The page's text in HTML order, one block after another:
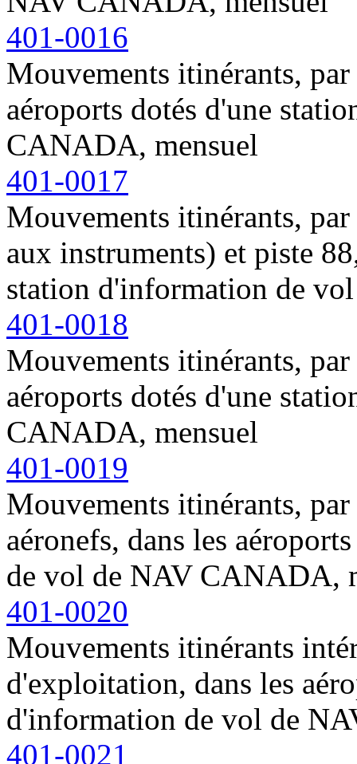
401-0016
Mouvements itinérants,
aéroports dotés d'une
CANADA, mensuel
401-0017
Mouvements itinérants,
aux instruments) et piste
station d'information de
401-0018
Mouvements itinérants,
aéroports dotés d'une
CANADA, mensuel
401-0019
Mouvements itinérants,
aéronefs, dans les
de vol de NAV CANADA,
401-0020
Mouvements itinérants
d'exploitation, dans les
d'information de vol de
401-0021